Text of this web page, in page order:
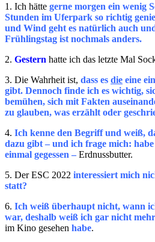
1. Ich hätte gerne morgen ein wenig
Stunden im Uferpark so richtig
und Wind geht es natürlich auch
Frühlingstag ist nochmals anders.
2. Gestern hatte ich das letzte Mal
3. Die Wahrheit ist, dass es die eine
gibt. Dennoch finde ich es wichtig,
bemühen, sich mit Fakten
zu glauben, was erzählt oder
4. Ich kenne den Begriff und weiß,
dazu gibt – und ich frage mich:
einmal gegessen – Erdnussbutter.
5. Der ESC 2022 interessiert mich
statt?
6. Ich weiß überhaupt nicht, wann
war, deshalb weiß ich gar nicht
im Kino gesehen habe.